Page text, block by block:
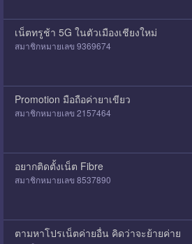
เน็ตทรูช้า 5G ในตัวเมืองเชียงใหม่
สมาชิกหมายเลข 9369674
Promotion มือถือค่ายาเขียว
สมาชิกหมายเลข 2157464
อยากติดตั้งเน็ต Fibre
สมาชิกหมายเลข 8537890
ตามหาโปรเน็ตค่ายอื่น คิดว่าจะย้ายค่าย